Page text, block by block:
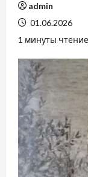
admin
01.06.2026
1 минуты чтение